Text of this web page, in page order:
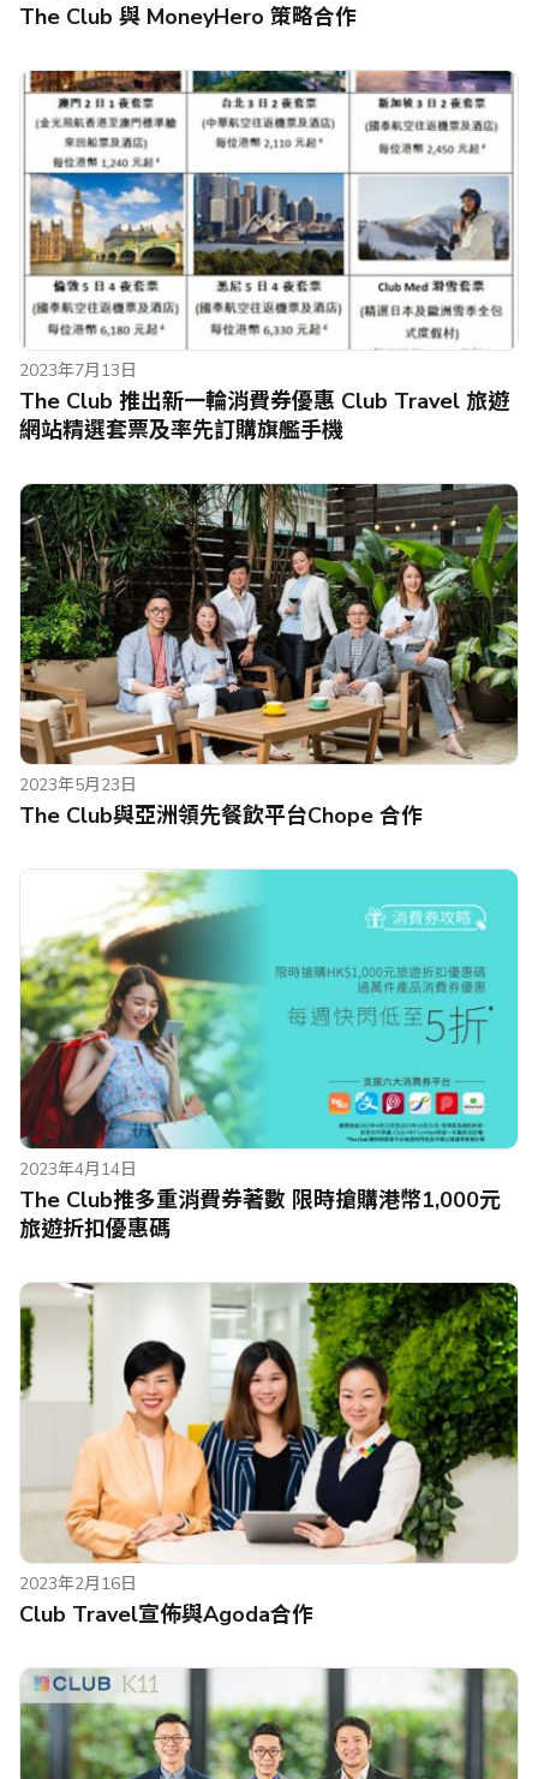
The Club 與 MoneyHero 策略合作
2023年7月13日
The Club 推出新一輪消費券優惠 Club Travel 旅遊
網站精選套票及率先訂購旗艦手機
2023年5月23日
The Club與亞洲領先餐飲平台Chope 合作
2023年4月14日
The Club推多重消費券著數 限時搶購港幣1,000元
旅遊折扣優惠碼
2023年2月16日
Club Travel宣佈與Agoda合作